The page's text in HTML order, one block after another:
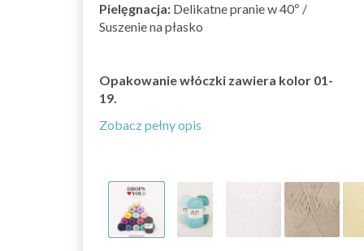
Pielęgnacja: Delikatne pranie w 40º /
Suszenie na płasko
Opakowanie włóczki zawiera kolor 01-
19.
Zobacz pełny opis